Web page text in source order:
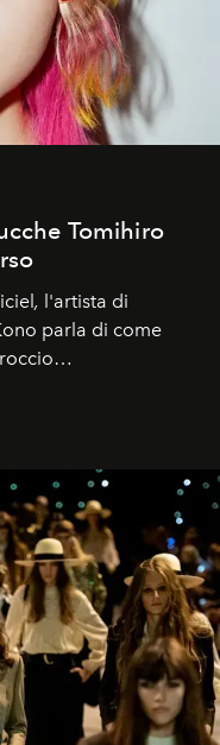
Tomihiro
, l'artista di
parla di come